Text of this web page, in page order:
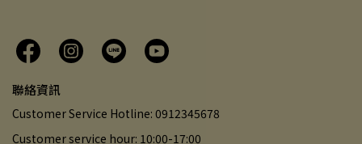
聯絡資訊
Customer Service Hotline: 0912345678
Customer service hour: 10:00-17:00